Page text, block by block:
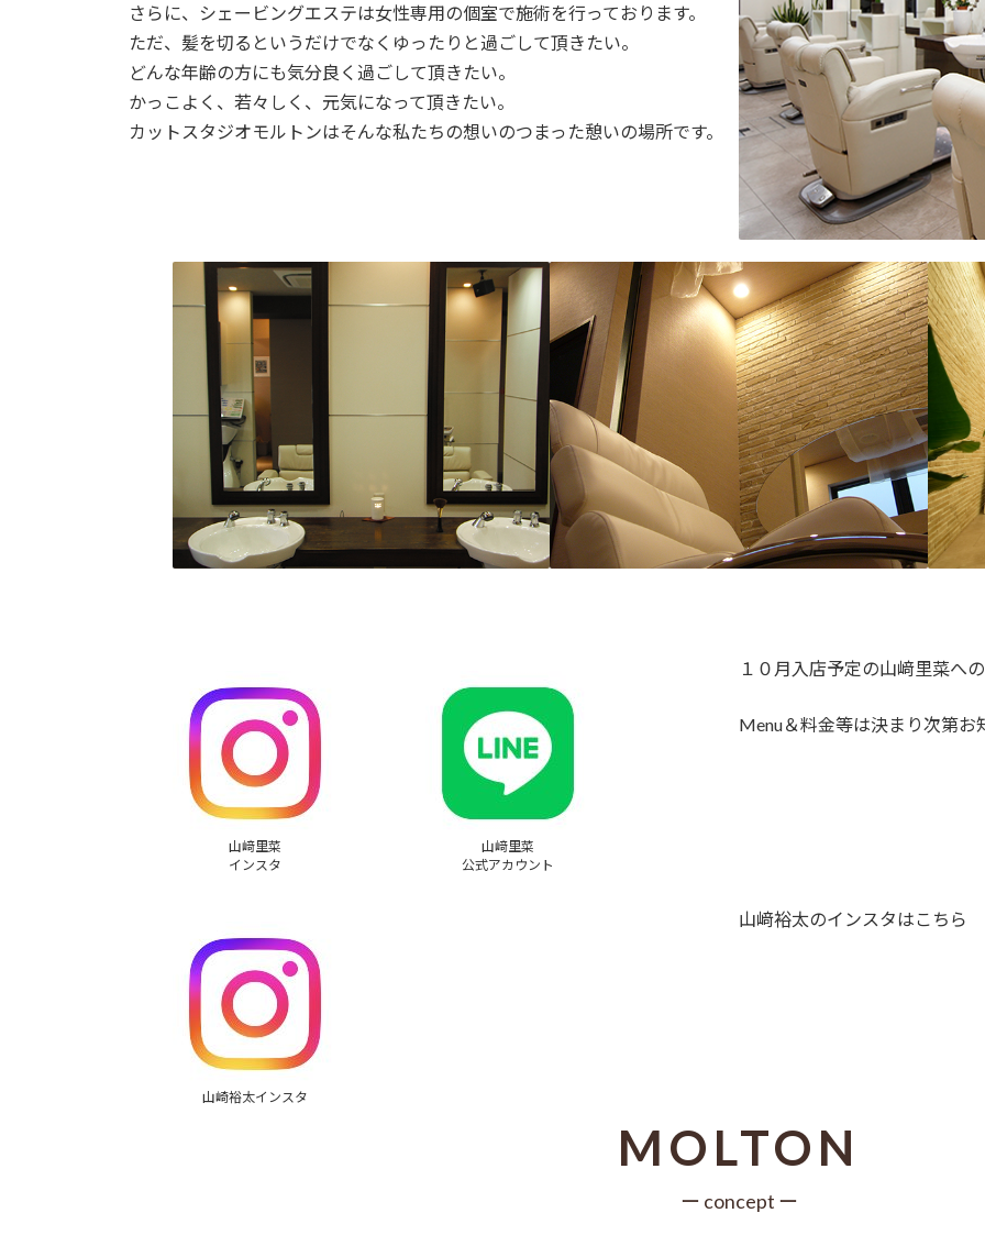
さらに、シェービングエステは女性専用の個室で施術を行っております。
ただ、髪を切るというだけでなくゆったりと過ごして頂きたい。
どんな年齢の方にも気分良く過ごして頂きたい。
かっこよく、若々しく、元気になって頂きたい。
カットスタジオモルトンはそんな私たちの想いのつまった憩いの場所です。
山﨑里菜
インスタ
山﨑里菜
公式アカウント
１０月入店予定の山﨑里菜へ
Menu＆料金等は決まり次第お
山崎裕太インスタ
山﨑裕太のインスタはこちら
MOLTON
ー concept ー